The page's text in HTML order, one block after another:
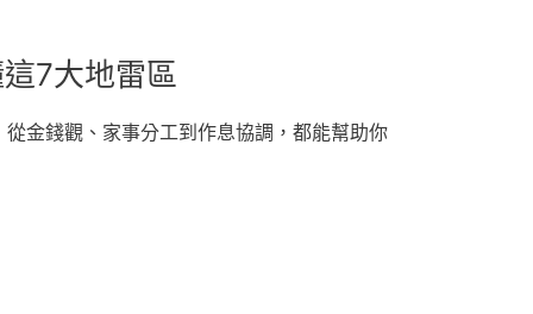
7大地雷區
金錢觀、家事分工到作息協調，都能幫助你